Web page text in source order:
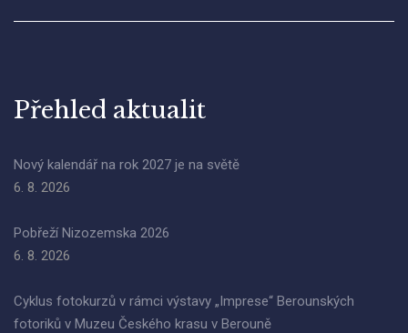
Přehled aktualit
Nový kalendář na rok 2027 je na světě
6. 8. 2026
Pobřeží Nizozemska 2026
6. 8. 2026
Cyklus fotokurzů v rámci výstavy „Imprese“ Berounských
fotoriků v Muzeu Českého krasu v Berouně